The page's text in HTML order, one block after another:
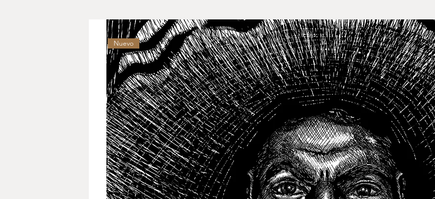
Nuevo